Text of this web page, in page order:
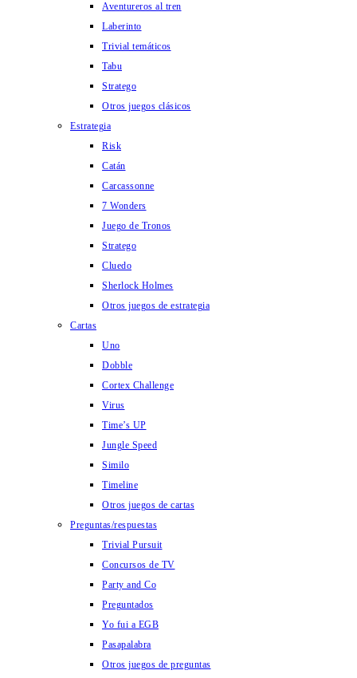
Aventureros al tren
Laberinto
Trivial temáticos
Tabu
Stratego
Otros juegos clásicos
Estrategia
Risk
Catán
Carcassonne
7 Wonders
Juego de Tronos
Stratego
Cluedo
Sherlock Holmes
Otros juegos de estrategia
Cartas
Uno
Dobble
Cortex Challenge
Virus
Time’s UP
Jungle Speed
Similo
Timeline
Otros juegos de cartas
Preguntas/respuestas
Trivial Pursuit
Concursos de TV
Party and Co
Preguntados
Yo fui a EGB
Pasapalabra
Otros juegos de preguntas